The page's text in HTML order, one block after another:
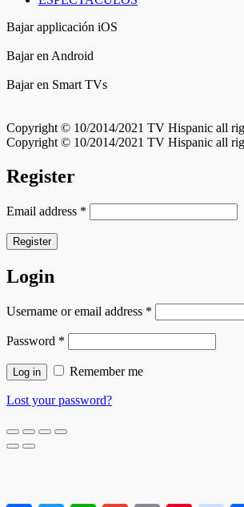
Bajar applicación iOS
Bajar en Android
Bajar en Smart TVs
Copyright © 10/2014/2021 TV Hispanic all
Copyright © 10/2014/2021 TV Hispanic all
Register
Email address *
Register
Login
Username or email address *
Password *
Log in Remember me
Lost your password?